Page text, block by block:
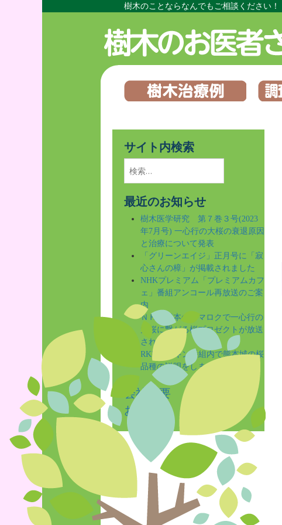
樹木のことならなんでもご相談ください！
サイト内検索
索:
最近のお知らせ
樹木医学研究 第７巻３号(2023
年7月号) 一心行の大桜の衰退原因
と治療について発表
「グリーンエイジ」正月号に「寂
心さんの樟」が掲載されました
NHKプレミアム「プレミアムカフ
ェ」番組アンコール再放送のご案
内
ＮＨＫ熊本のクマロクで一心行の
大桜に繋がる桜プロゼクトが放送
されました
RKKゲツキン番組内で熊本城の桜
品種の説明をしました
会社概要
お問合せ